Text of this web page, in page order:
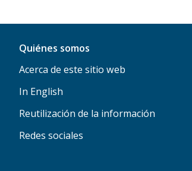
Quiénes somos
Acerca de este sitio web
In English
Reutilización de la información
Redes sociales